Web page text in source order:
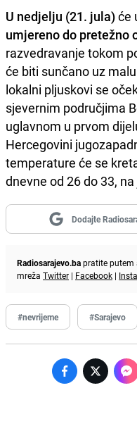
U nedjelju (21. jula)će
umjereno do pretežno
razvedravanje tokom
će biti sunčano uz
lokalni pljuskovi se
sjevernim područjima
uglavnom u prvom
Hercegovini
temperature će se
dnevne od 26 do 33, na
Dodajte
Radiosarajevo.bapratite putem
mreža Twitter | Facebook |
#nevrijeme #Sarajevo